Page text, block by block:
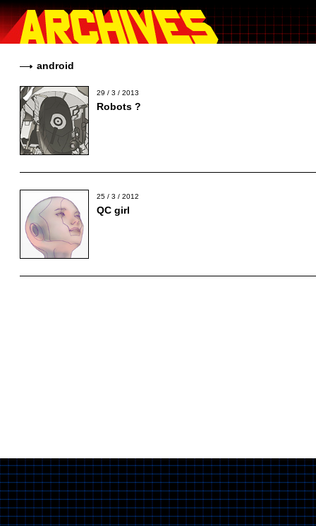
android
29 / 3 / 2013
Robots ?
25 / 3 / 2012
QC girl